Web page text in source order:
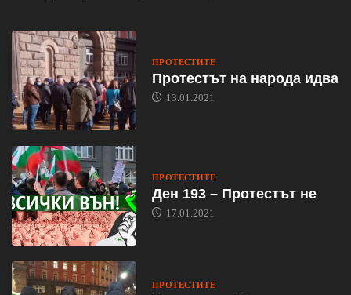
ПРОТЕСТИТЕ
Протестът на народа идва
13.01.2021
ПРОТЕСТИТЕ
Ден 193 – Протестът не
17.01.2021
ПРОТЕСТИТЕ